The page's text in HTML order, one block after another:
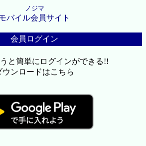
ノジマ
バイル会員サイト
会員ログイン
と簡単にログインができる!!
ウンロードはこちら